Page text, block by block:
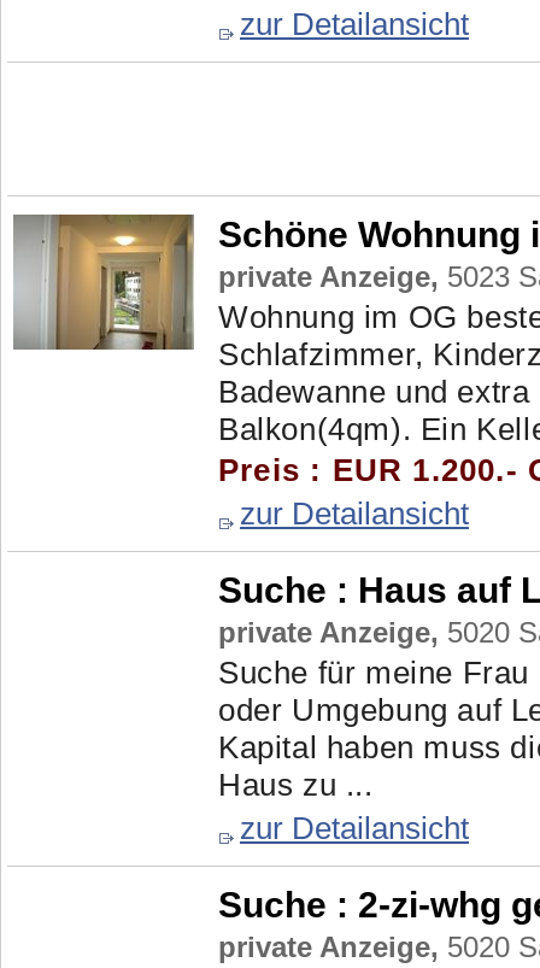
zur Detailansicht
Schöne Wohnung
private Anzeige, 5023
Wohnung im OG
Schlafzimmer,
Badewanne und
Balkon(4qm). Ein
Preis : EUR 1.200.-
zur Detailansicht
Suche : Haus auf
private Anzeige, 5020
Suche für meine
oder Umgebung auf
Kapital haben muss
Haus zu ...
zur Detailansicht
Suche : 2-zi-whg
private Anzeige, 5020